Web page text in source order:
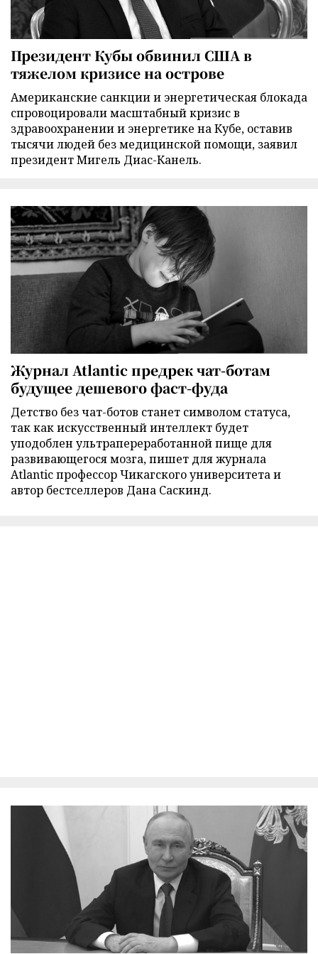
Президент Кубы обвинил США в
тяжелом кризисе на острове
Американские санкции и энергетическая блокада
спровоцировали масштабный кризис в
здравоохранении и энергетике на Кубе, оставив
тысячи людей без медицинской помощи, заявил
президент Мигель Диас-Канель.
Журнал Atlantic предрек чат-ботам
будущее дешевого фаст-фуда
Детство без чат-ботов станет символом статуса,
так как искусственный интеллект будет
уподоблен ультрапереработанной пище для
развивающегося мозга, пишет для журнала
Atlantic профессор Чикагского университета и
автор бестселлеров Дана Саскинд.